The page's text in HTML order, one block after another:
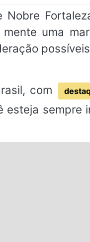
Nobre
uma
com
esteja sempre